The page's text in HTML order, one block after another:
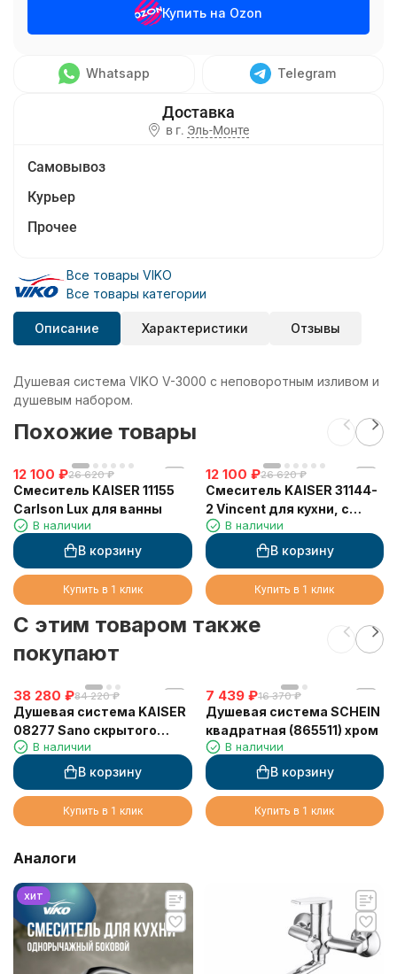
Купить на Ozon
Whatsapp Telegram
в г. Эль-Монте
Самовывоз
Курьер
Прочее
Все товары VIKO
Все товары категории
Описание Характеристики Отзывы
Душевая система VIKO V-3000 с неповоротным изливом и
душевым набором.
Похожие товары
12 100 ₽26 620 ₽
Смеситель KAISER 11155
Carlson Lux для ванны
В наличии
В корзину
Купить в 1 клик
12 100 ₽26 620 ₽
Смеситель KAISER 31144-
2 Vincent для кухни, с
краном для питьевой
воды, черный мрамор
В наличии
В корзину
Купить в 1 клик
C этим товаром также
покупают
38 280 ₽84 220 ₽
Душевая система KAISER
08277 Sano скрытого
монтажа, с термостатом
В наличии
В корзину
Купить в 1 клик
7 439 ₽16 370 ₽
Душевая система SCHEIN
квадратная (865511) хром
В наличии
В корзину
Купить в 1 клик
Аналоги
хит